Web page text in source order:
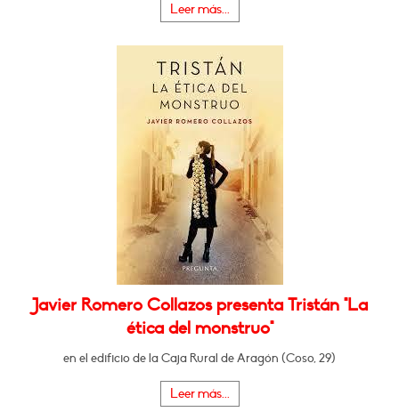
Leer más...
Javier Romero Collazos presenta Tristán "La
ética del monstruo"
en el edificio de la Caja Rural de Aragón (Coso, 29)
Leer más...